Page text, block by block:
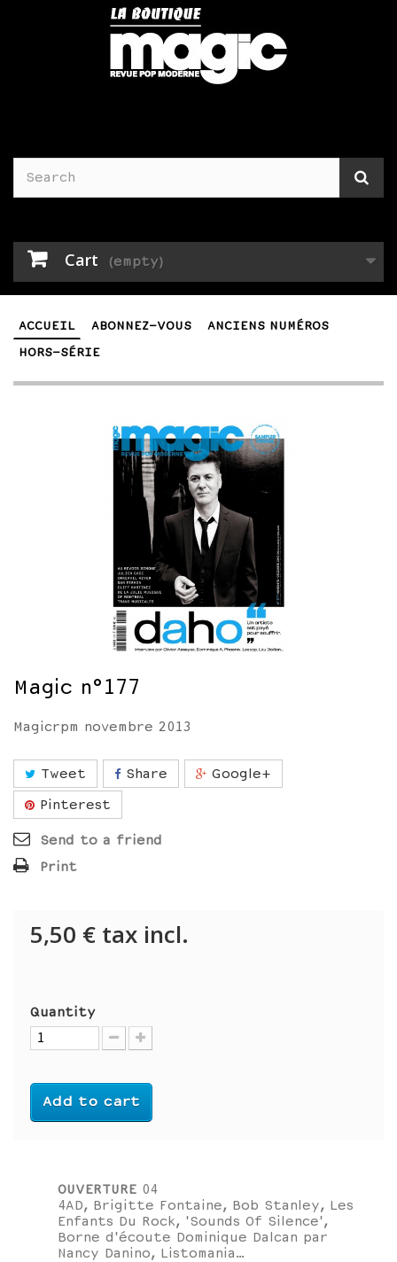
Cart (empty)
ACCUEIL ABONNEZ-VOUS
ANCIENS NUMÉROS
HORS-SÉRIE
Magic n°177
Magicrpm novembre 2013
Tweet Share
Google+
Pinterest
Send to a friend
Print
5,50 € tax incl.
Quantity
Add to cart
OUVERTURE 04
4AD, Brigitte Fontaine, Bob Stanley, Les
Enfants Du Rock, 'Sounds Of Silence',
Borne d'écoute Dominique Dalcan par
Nancy Danino, Listomania…